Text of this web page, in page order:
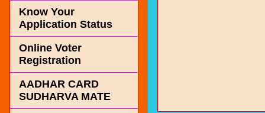
Know Your
Application Status
Online Voter
Registration
AADHAR CARD
SUDHARVA MATE